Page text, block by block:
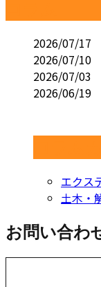
2026/07/17
2026/07/10
2026/07/03
2026/06/19
エクス
土木・
お問い合わ